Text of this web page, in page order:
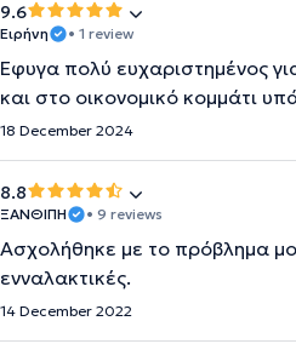
9.6
Ειρήνη • 1 review
Έφυγα πολύ ευχαριστημένος
και στο οικονομικό κομμάτι
18 December 2024
8.8
ΞΑΝΘΙΠΗ • 9 reviews
Ασχολήθηκε με το πρόβλημα
ενναλακτικές.
14 December 2022